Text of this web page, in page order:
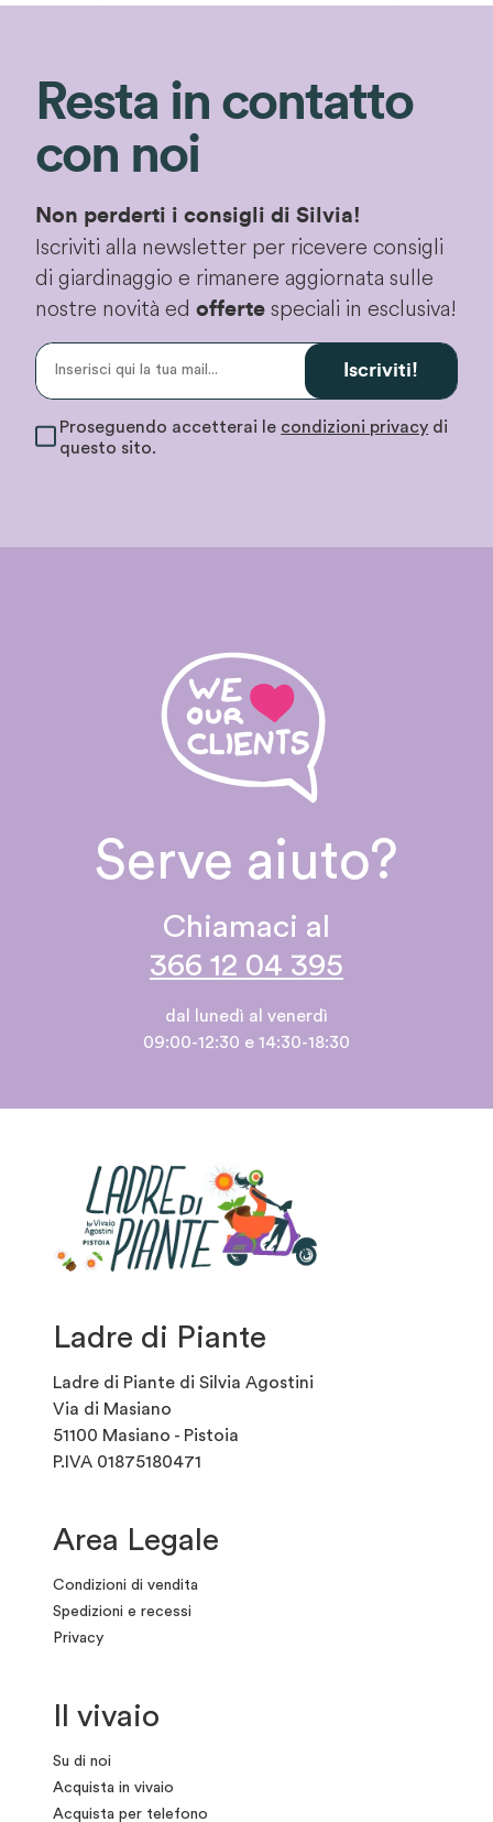
Resta in contatto
con noi
Non perderti i consigli di Silvia!
Iscriviti alla newsletter per ricevere consigli
di giardinaggio e rimanere aggiornata sulle
nostre novità ed offerte speciali in esclusiva!
Iscriviti!
Proseguendo accetterai le condizioni privacy di
questo sito.
Serve aiuto?
Chiamaci al
366 12 04 395
dal lunedì al venerdì
09:00-12:30 e 14:30-18:30
Ladre di Piante
Ladre di Piante di Silvia Agostini
Via di Masiano
51100 Masiano - Pistoia
P.IVA 01875180471
Area Legale
Condizioni di vendita
Spedizioni e recessi
Privacy
Il vivaio
Su di noi
Acquista in vivaio
Acquista per telefono